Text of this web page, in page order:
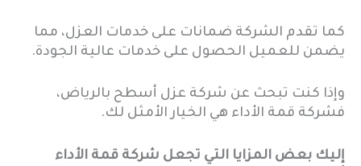
كما تقدم الشركة ضمانات على خدمات العزل، مما
يضمن للعميل الحصول على خدمات عالية الجودة.
وإذا كنت تبحث عن شركة عزل أسطح بالرياض،
فشركة قمة الأداء هي الخيار الأمثل لك.
إليك بعض المزايا التي تجعل شركة قمة الأداء